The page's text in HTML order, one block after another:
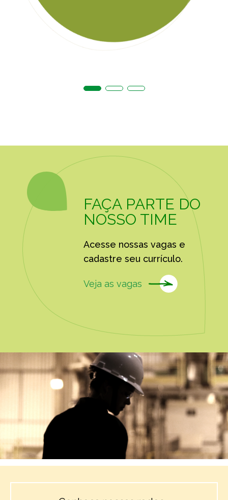
FAÇA PARTE DO
NOSSO TIME
Acesse nossas vagas e
cadastre seu currículo.
Veja as vagas